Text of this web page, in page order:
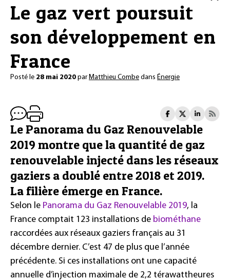
Le gaz vert poursuit
son développement en
France
Posté le 28 mai 2020 parMatthieu Combe dans Énergie
Le Panorama du Gaz Renouvelable
2019 montre que la quantité de gaz
renouvelable injecté dans les réseaux
gaziers a doublé entre 2018 et 2019.
La filière émerge en France.
Selon le Panorama du Gaz Renouvelable 2019, la
France comptait 123 installations de biométhane
raccordées aux réseaux gaziers français au 31
décembre dernier. C’est 47 de plus que l’année
précédente. Si ces installations ont une capacité
annuelle d’injection maximale de 2,2 térawattheures